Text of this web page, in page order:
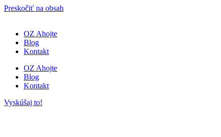
Preskočiť na obsah
OZ Ahojte
Blog
Kontakt
OZ Ahojte
Blog
Kontakt
Vyskúšaj to!